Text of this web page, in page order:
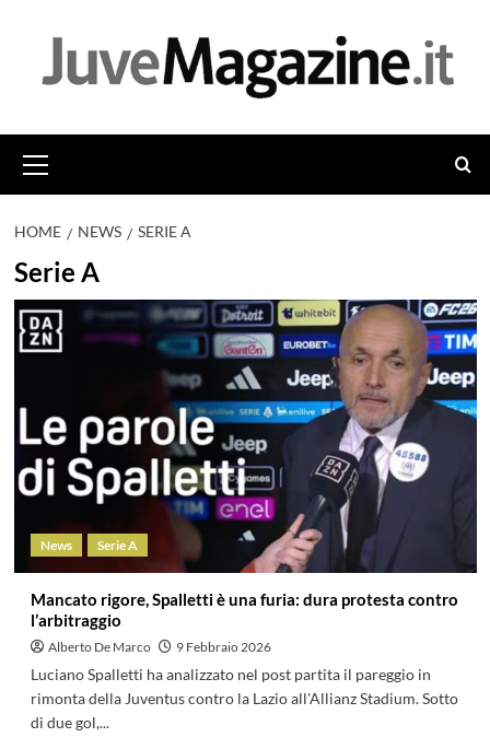
principale
HOME NEWS SERIE A
Serie A
News Serie A
Mancato rigore, Spalletti è una furia: dura protesta contro
l’arbitraggio
Alberto De Marco 9 Febbraio 2026
Luciano Spalletti ha analizzato nel post partita il pareggio in
rimonta della Juventus contro la Lazio all'Allianz Stadium. Sotto
di due gol,...